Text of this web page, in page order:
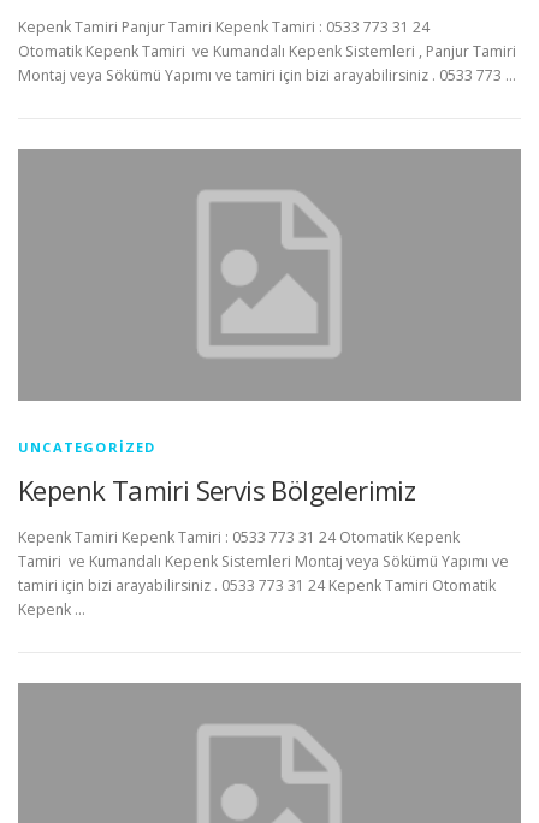
Kepenk Tamiri Panjur Tamiri Kepenk Tamiri : 0533 773 31 24
Otomatik Kepenk Tamiri ve Kumandalı Kepenk Sistemleri , Panjur Tamiri
Montaj veya Sökümü Yapımı ve tamiri için bizi arayabilirsiniz . 0533 773 …
UNCATEGORIZED
Kepenk Tamiri Servis Bölgelerimiz
Kepenk Tamiri Kepenk Tamiri : 0533 773 31 24 Otomatik Kepenk
Tamiri ve Kumandalı Kepenk Sistemleri Montaj veya Sökümü Yapımı ve
tamiri için bizi arayabilirsiniz . 0533 773 31 24 Kepenk Tamiri Otomatik
Kepenk …